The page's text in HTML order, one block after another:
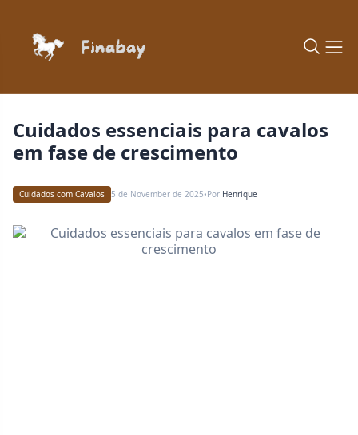
Cuidados com Cavalos 5 de November de 2025•Por Henrique
Cuidados essenciais para cavalos
em fase de crescimento